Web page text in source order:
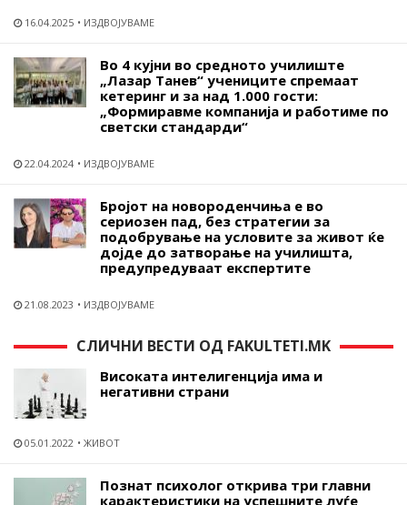
16.04.2025 ИЗДВОЈУВАМЕ
Во 4 кујни во средното училиште
„Лазар Танев“ учениците спремаат
кетеринг и за над 1.000 гости:
„Формиравме компанија и работиме по
светски стандарди“
22.04.2024 ИЗДВОЈУВАМЕ
Бројот на новороденчиња е во
сериозен пад, без стратегии за
подобрување на условите за живот ќе
дојде до затворање на училишта,
предупредуваат експертите
21.08.2023 ИЗДВОЈУВАМЕ
СЛИЧНИ ВЕСТИ ОД FAKULTETI.MK
Високата интелигенција има и
негативни страни
05.01.2022 ЖИВОТ
Познат психолог открива три главни
карактеристики на успешните луѓе